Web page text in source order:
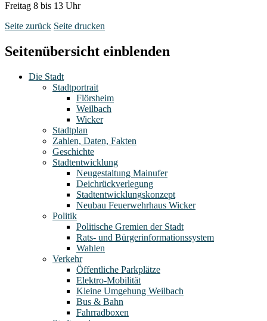
Freitag 8 bis 13 Uhr
Seite zurück Seite drucken
Seitenübersicht einblenden
Die Stadt
Stadtportrait
Flörsheim
Weilbach
Wicker
Stadtplan
Zahlen, Daten, Fakten
Geschichte
Stadtentwicklung
Neugestaltung Mainufer
Deichrückverlegung
Stadtentwicklungskonzept
Neubau Feuerwehrhaus Wicker
Politik
Politische Gremien der Stadt
Rats- und Bürgerinformationssystem
Wahlen
Verkehr
Öffentliche Parkplätze
Elektro-Mobilität
Kleine Umgehung Weilbach
Bus & Bahn
Fahrradboxen